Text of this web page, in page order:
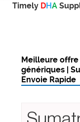
Timely DHA
Meilleure
génériques |
Envoie Rapide